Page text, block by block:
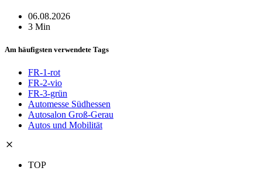
06.08.2026
3 Min
Am häufigsten verwendete Tags
FR-1-rot
FR-2-vio
FR-3-grün
Automesse Südhessen
Autosalon Groß-Gerau
Autos und Mobilität
TOP